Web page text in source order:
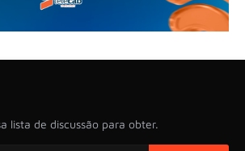
lista de discussão para obter.